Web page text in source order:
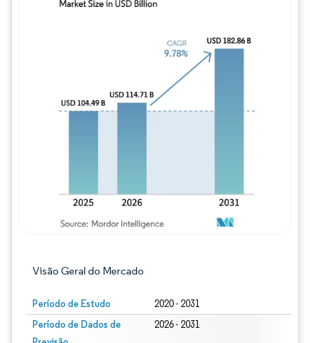
Visão Geral do Mercado
Período de Estudo 2020 - 2031
Período de Dados de
2026 - 2031
Imagem © Mordor Intelligence. O reuso